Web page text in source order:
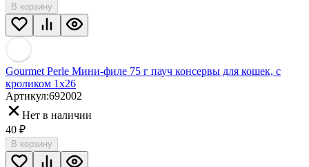
В корзину
Gourmet Perle Мини-филе 75 г пауч консервы для кошек, с
кроликом 1х26
Артикул:692002
Нет в наличии
40 ₽
В корзину